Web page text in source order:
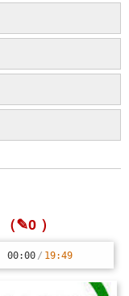
（✎0 ）
00:00 / 19:49